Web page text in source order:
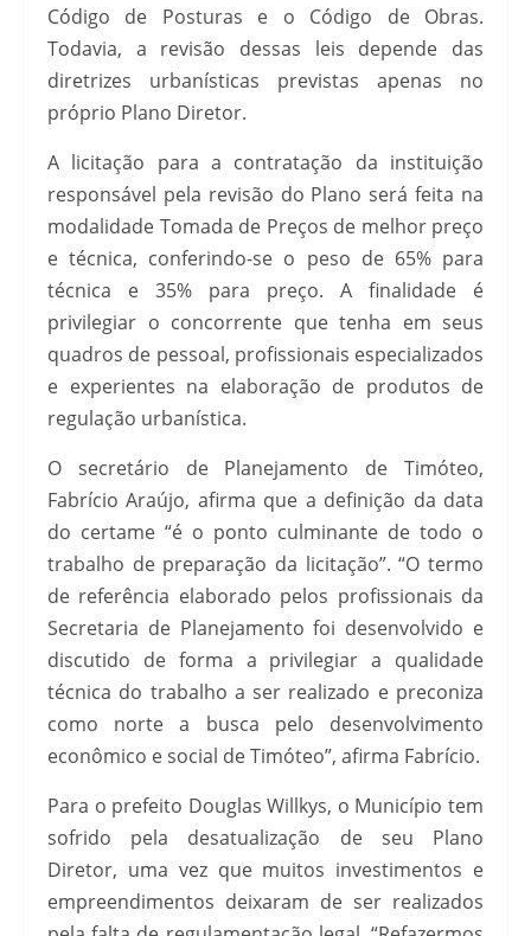
Código de Posturas e o Código de Obras.
Todavia, a revisão dessas leis depende das
diretrizes urbanísticas previstas apenas no
próprio Plano Diretor.
A licitação para a contratação da instituição
responsável pela revisão do Plano será feita na
modalidade Tomada de Preços de melhor preço
e técnica, conferindo-se o peso de 65% para
técnica e 35% para preço. A finalidade é
privilegiar o concorrente que tenha em seus
quadros de pessoal, profissionais especializados
e experientes na elaboração de produtos de
regulação urbanística.
O secretário de Planejamento de Timóteo,
Fabrício Araújo, afirma que a definição da data
do certame “é o ponto culminante de todo o
trabalho de preparação da licitação”. “O termo
de referência elaborado pelos profissionais da
Secretaria de Planejamento foi desenvolvido e
discutido de forma a privilegiar a qualidade
técnica do trabalho a ser realizado e preconiza
como norte a busca pelo desenvolvimento
econômico e social de Timóteo”, afirma Fabrício.
Para o prefeito Douglas Willkys, o Município tem
sofrido pela desatualização de seu Plano
Diretor, uma vez que muitos investimentos e
empreendimentos deixaram de ser realizados